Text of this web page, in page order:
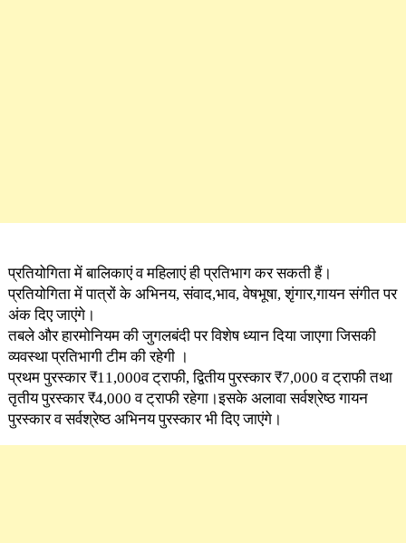
प्रतियोगिता में बालिकाएं व महिलाएं ही प्रतिभाग कर सकती हैं।
प्रतियोगिता में पात्रों के अभिनय, संवाद,भाव, वेषभूषा, शृंगार,गायन संगीत पर
अंक दिए जाएंगे।
तबले और हारमोनियम की जुगलबंदी पर विशेष ध्यान दिया जाएगा जिसकी
व्यवस्था प्रतिभागी टीम की रहेगी ।
प्रथम पुरस्कार ₹11,000व ट्राफी, द्वितीय पुरस्कार ₹7,000 व ट्राफी तथा
तृतीय पुरस्कार ₹4,000 व ट्राफी रहेगा।इसके अलावा सर्वश्रेष्ठ गायन‌
पुरस्कार व सर्वश्रेष्ठ अभिनय पुरस्कार भी दिए जाएंगे।